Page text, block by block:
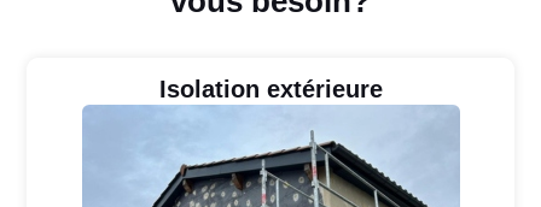
Isolation extérieure